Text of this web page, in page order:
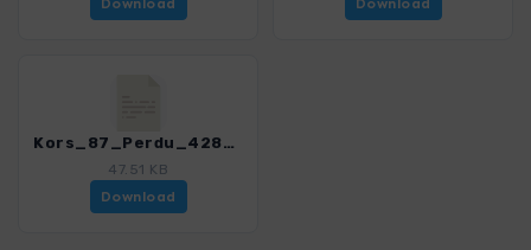
Download
Download
Kors_87_Perdu_4280_18.gpx
47.51 KB
Download